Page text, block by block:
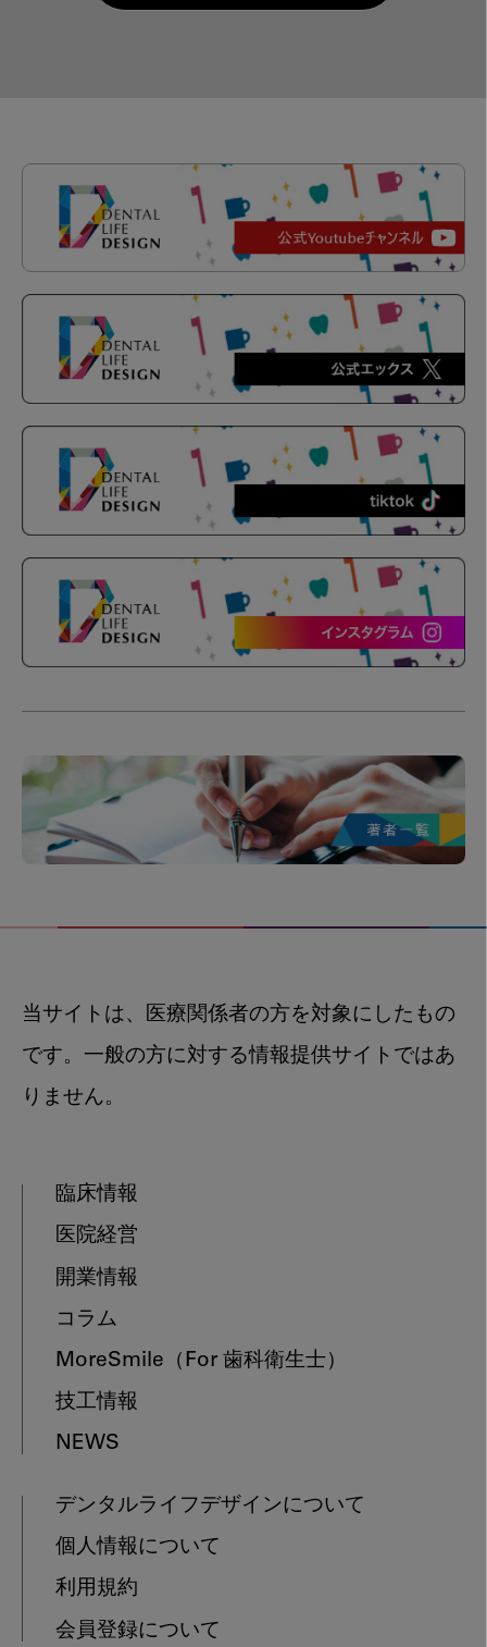
当サイトは、医療関係者の方を対象にしたもの
です。一般の方に対する情報提供サイトではあ
りません。
臨床情報
医院経営
開業情報
コラム
MoreSmile （For 歯科衛生士）
技工情報
NEWS
デンタルライフデザインについて
個人情報について
利用規約
会員登録について